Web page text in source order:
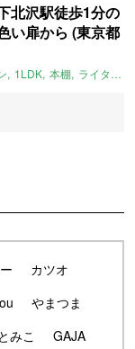
北沢駅徒歩1分の
い扉から (東京都
1LDK 本棚 ライター：ほしりょうこ
カツオ
やまつま
とみこ
GAJA